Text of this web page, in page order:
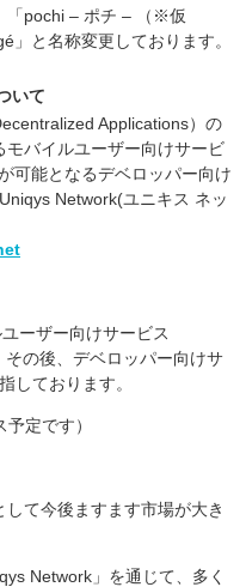
「pochi – ポチ – （※仮
」と名称変更しております。
いて
Applications）の
バイルユーザー向けサービ
可能となるデベロッパー向け
Network(ユニキス ネッ
ーザー向けサービス
その後、デベロッパー向けサ
しております。
定です）
て今後ますます市場が大き
Network」を通じて、多く